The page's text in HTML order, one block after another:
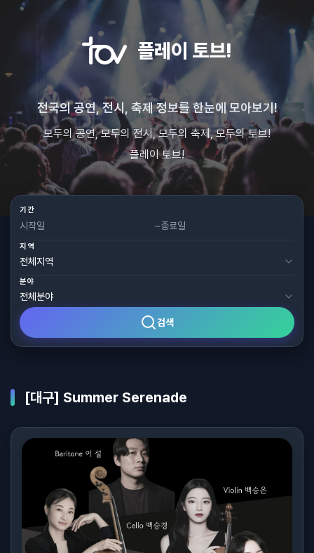
플레이 토브!
전국의 공연, 전시, 축제 정보를 한눈에 모아보기!
모두의 공연, 모두의 전시, 모두의 축제, 모두의 토브!
플레이 토브!
기간
~
지역
분야
검색
[대구] Summer Serenade